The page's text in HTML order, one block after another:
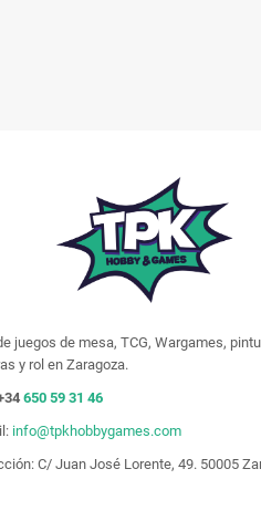
juegos de mesa, TCG, Wargames,
y rol en Zaragoza.
650 59 31 46
info@tpkhobbygames.com
C/ Juan José Lorente, 49. 50005